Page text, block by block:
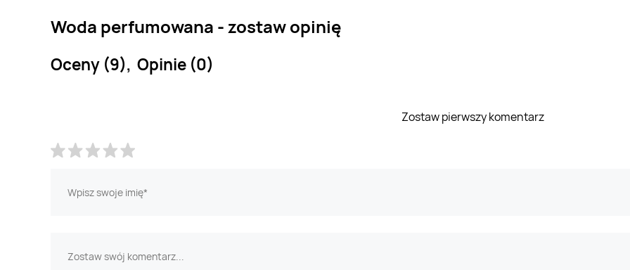
Woda perfumowana - zostaw opinię
Oceny (9), Opinie (0)
Zostaw pierwszy komentarz